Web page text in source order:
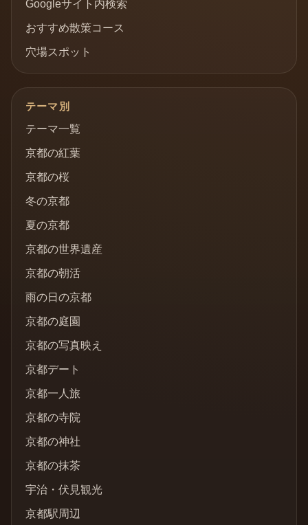
Googleサイト内検索
おすすめ散策コース
穴場スポット
テーマ別
テーマ一覧
京都の紅葉
京都の桜
冬の京都
夏の京都
京都の世界遺産
京都の朝活
雨の日の京都
京都の庭園
京都の写真映え
京都デート
京都一人旅
京都の寺院
京都の神社
京都の抹茶
宇治・伏見観光
京都駅周辺